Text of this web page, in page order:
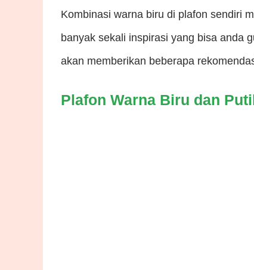
Kombinasi warna biru di plafon sendiri
banyak sekali inspirasi yang bisa anda
akan memberikan beberapa
Plafon Warna Biru dan